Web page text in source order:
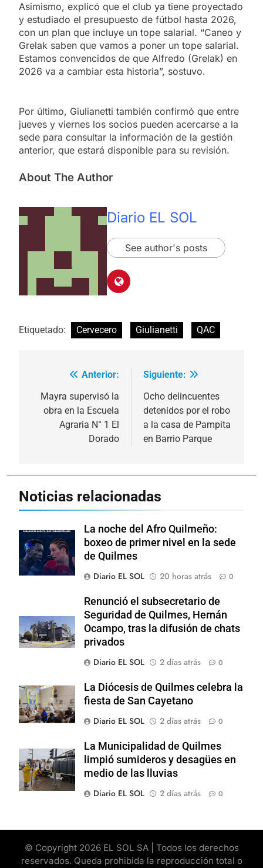
Asimismo, explicó que el club ya tiene proyectado
y estudiado el presupuesto de fútbol hasta 2026,
con un plan que incluye un tope salarial. “Caneo y
Grelak saben que vamos a poner un tope salarial.
Estamos convencidos de que Alfredo (Grelak) en
2026 va a cambiar esta historia”, sostuvo.
Por último, Giulianetti también confirmó que entre
jueves y viernes los socios pueden acercarse a la
sede para consultar la información de la gestión
anterior, que estará disponible para su revisión.
About The Author
Diario EL SOL
See author's posts
Etiquetado: Cervecero Giulianetti QAC
Navegación
de
entradas
Anterior:
Mayra supervisó la
obra en la Escuela
Agraria N° 1 El
Dorado
Siguiente:
Ocho delincuentes
detenidos por el robo
a la casa de Pampita
en Barrio Parque
Noticias relacionadas
La noche del Afro Quilmeño:
boxeo de primer nivel en la sede
de Quilmes
Diario EL SOL
20 horas atrás 0
Renunció el subsecretario de
Seguridad de Quilmes, Hernán
Ocampo, tras la difusión de chats
privados
Diario EL SOL
2 días atrás 0
La Diócesis de Quilmes celebra la
fiesta de San Cayetano
Diario EL SOL
2 días atrás 0
La Municipalidad de Quilmes
limpió sumideros y desagües en
medio de las lluvias
Diario EL SOL
2 días atrás 0
© Copyright 2026 EL SOL SA | Todos los derechos
reservados. Queda prohibida la reproducción total o